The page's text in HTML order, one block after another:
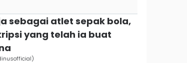
sebagai atlet sepak bola,
yang telah ia buat